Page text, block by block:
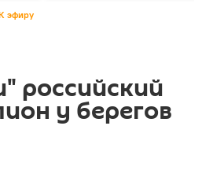
эфиру
российский
у берегов